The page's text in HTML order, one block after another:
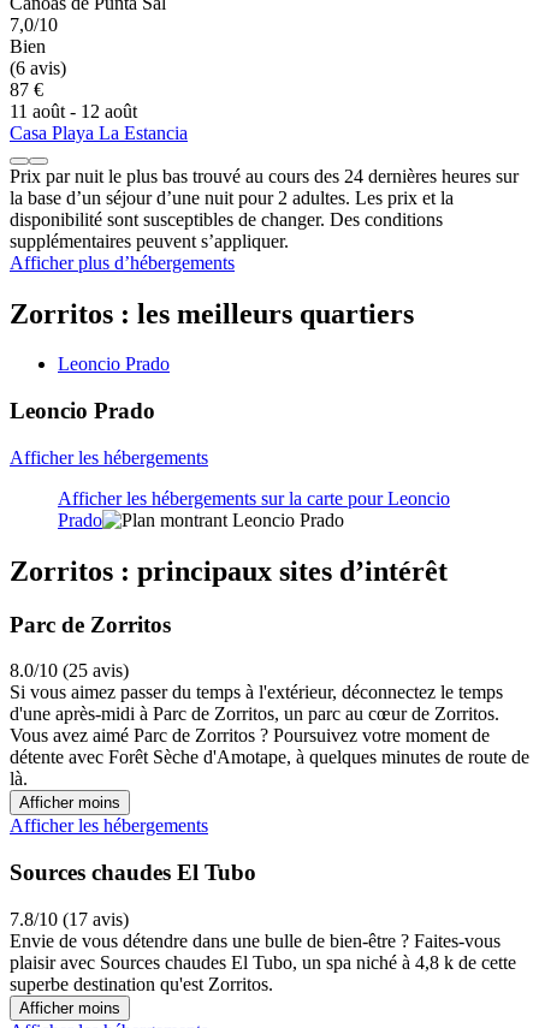
7,0/10
Bien
(6 avis)
87 €
11 août - 12 août
Casa Playa La Estancia
Prix par nuit le plus bas trouvé au cours des 24 dernières heures sur
la base d’un séjour d’une nuit pour 2 adultes. Les prix et la
disponibilité sont susceptibles de changer. Des conditions
supplémentaires peuvent s’appliquer.
Afficher plus d’hébergements
Zorritos : les meilleurs quartiers
Leoncio Prado
Leoncio Prado
Afficher les hébergements
Afficher les hébergements sur la carte pour Leoncio
Prado
Zorritos : principaux sites d’intérêt
Parc de Zorritos
8.0/10 (25 avis)
Si vous aimez passer du temps à l'extérieur, déconnectez le temps
d'une après-midi à Parc de Zorritos, un parc au cœur de Zorritos.
Vous avez aimé Parc de Zorritos ? Poursuivez votre moment de
détente avec Forêt Sèche d'Amotape, à quelques minutes de route de
là.
Afficher moins
Afficher les hébergements
Sources chaudes El Tubo
7.8/10 (17 avis)
Envie de vous détendre dans une bulle de bien-être ? Faites-vous
plaisir avec Sources chaudes El Tubo, un spa niché à 4,8 k de cette
superbe destination qu'est Zorritos.
Afficher moins